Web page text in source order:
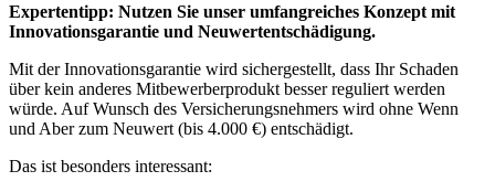
Expertentipp: Nutzen Sie unser umfangreiches Konzept mit
Innovationsgarantie und Neuwertentschädigung.
Mit der Innovationsgarantie wird sichergestellt, dass Ihr Schaden
über kein anderes Mitbewerberprodukt besser reguliert werden
würde. Auf Wunsch des Versicherungsnehmers wird ohne Wenn
und Aber zum Neuwert (bis 4.000 €) entschädigt.
Das ist besonders interessant: